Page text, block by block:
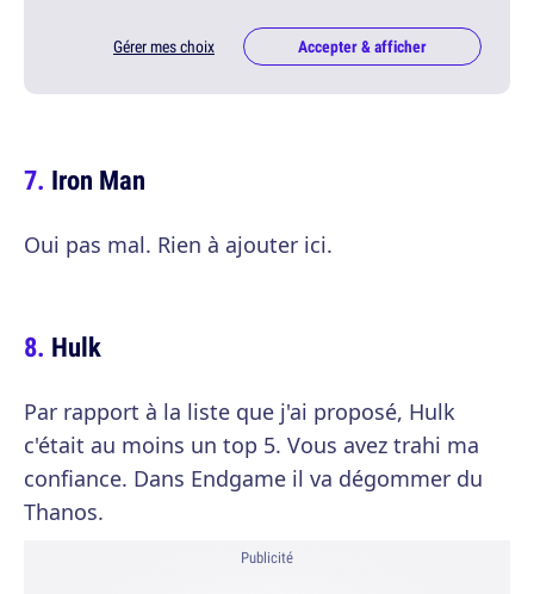
Gérer mes choix Accepter & afficher
Iron Man
Oui pas mal. Rien à ajouter ici.
Hulk
Par rapport à la liste que j'ai proposé, Hulk
c'était au moins un top 5. Vous avez trahi ma
confiance. Dans Endgame il va dégommer du
Thanos.
Publicité